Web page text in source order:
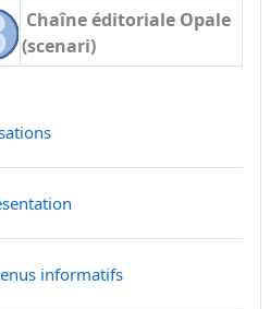
Chaîne éditoriale Opale
(scenari)
Página
informatifsCarpeta